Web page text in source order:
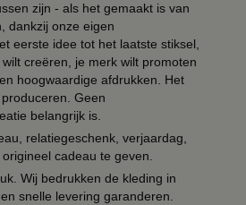
zijn - als het gemaakt is van
dankzij onze eigen
eerste idee tot het laatste stiksel,
creëren, je merk wilt promoten
hoogwaardige afdrukken. Het
Geen
belangrijk is.
relatiegeschenk, verjaardag,
cadeau te geven.
Wij bedrukken de kleding in
snelle levering garanderen.